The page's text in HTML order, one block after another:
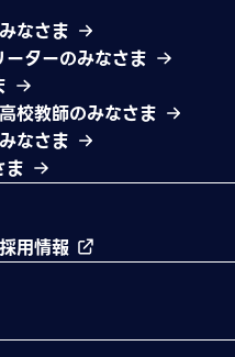
なさま
ターのみなさま
高校教師のみなさま
なさま
ま
用情報